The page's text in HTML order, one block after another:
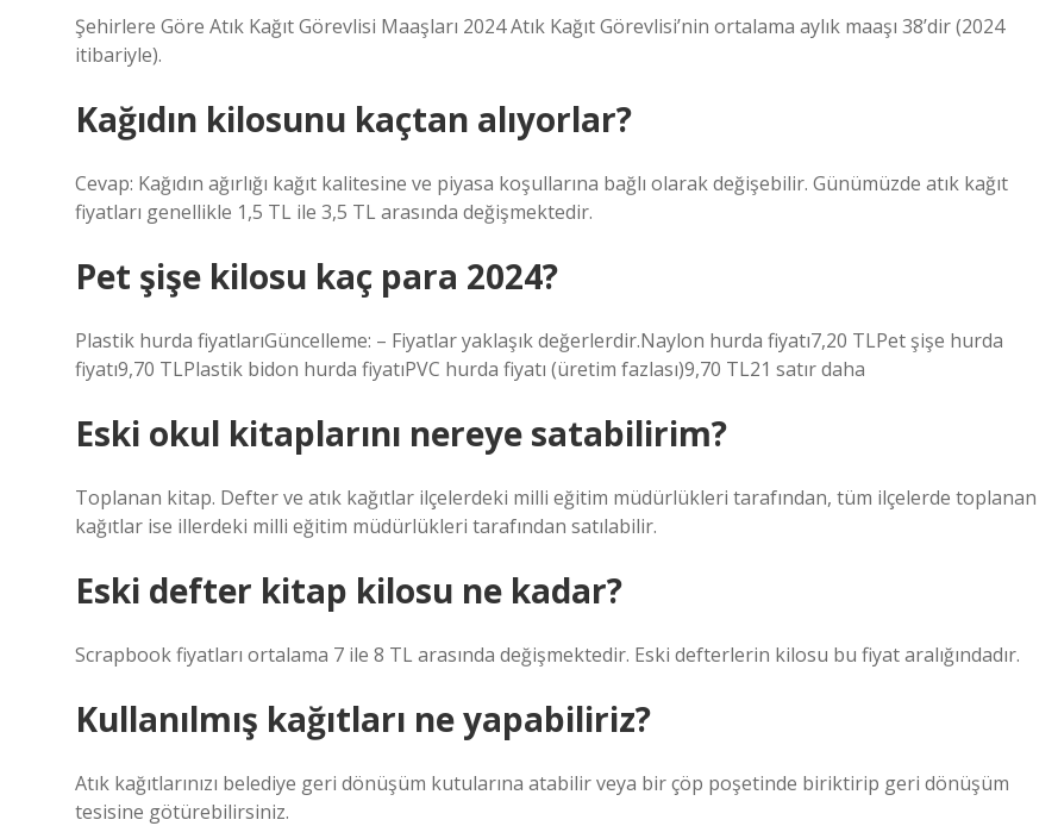
Şehirlere Göre Atık Kağıt Görevlisi Maaşları 2024 Atık Kağıt Görevlisi’nin ortalama aylık maaşı 38’dir (2024
itibariyle).
Kağıdın kilosunu kaçtan alıyorlar?
Cevap: Kağıdın ağırlığı kağıt kalitesine ve piyasa koşullarına bağlı olarak değişebilir. Günümüzde atık kağıt
fiyatları genellikle 1,5 TL ile 3,5 TL arasında değişmektedir.
Pet şişe kilosu kaç para 2024?
Plastik hurda fiyatlarıGüncelleme: – Fiyatlar yaklaşık değerlerdir.Naylon hurda fiyatı7,20 TLPet şişe hurda
fiyatı9,70 TLPlastik bidon hurda fiyatıPVC hurda fiyatı (üretim fazlası)9,70 TL21 satır daha
Eski okul kitaplarını nereye satabilirim?
Toplanan kitap. Defter ve atık kağıtlar ilçelerdeki milli eğitim müdürlükleri tarafından, tüm ilçelerde toplanan
kağıtlar ise illerdeki milli eğitim müdürlükleri tarafından satılabilir.
Eski defter kitap kilosu ne kadar?
Scrapbook fiyatları ortalama 7 ile 8 TL arasında değişmektedir. Eski defterlerin kilosu bu fiyat aralığındadır.
Kullanılmış kağıtları ne yapabiliriz?
Atık kağıtlarınızı belediye geri dönüşüm kutularına atabilir veya bir çöp poşetinde biriktirip geri dönüşüm
tesisine götürebilirsiniz.